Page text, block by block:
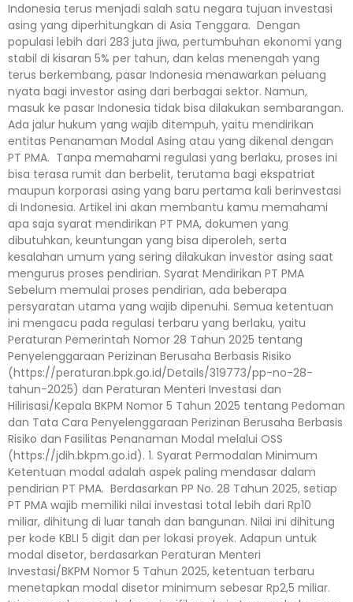
Indonesia terus menjadi salah satu negara tujuan investasi
asing yang diperhitungkan di Asia Tenggara. Dengan
populasi lebih dari 283 juta jiwa, pertumbuhan ekonomi yang
stabil di kisaran 5% per tahun, dan kelas menengah yang
terus berkembang, pasar Indonesia menawarkan peluang
nyata bagi investor asing dari berbagai sektor. Namun,
masuk ke pasar Indonesia tidak bisa dilakukan sembarangan.
Ada jalur hukum yang wajib ditempuh, yaitu mendirikan
entitas Penanaman Modal Asing atau yang dikenal dengan
PT PMA. Tanpa memahami regulasi yang berlaku, proses ini
bisa terasa rumit dan berbelit, terutama bagi ekspatriat
maupun korporasi asing yang baru pertama kali berinvestasi
di Indonesia. Artikel ini akan membantu kamu memahami
apa saja syarat mendirikan PT PMA, dokumen yang
dibutuhkan, keuntungan yang bisa diperoleh, serta
kesalahan umum yang sering dilakukan investor asing saat
mengurus proses pendirian. Syarat Mendirikan PT PMA
Sebelum memulai proses pendirian, ada beberapa
persyaratan utama yang wajib dipenuhi. Semua ketentuan
ini mengacu pada regulasi terbaru yang berlaku, yaitu
Peraturan Pemerintah Nomor 28 Tahun 2025 tentang
Penyelenggaraan Perizinan Berusaha Berbasis Risiko
(https://peraturan.bpk.go.id/Details/319773/pp-no-28-
tahun-2025) dan Peraturan Menteri Investasi dan
Hilirisasi/Kepala BKPM Nomor 5 Tahun 2025 tentang Pedoman
dan Tata Cara Penyelenggaraan Perizinan Berusaha Berbasis
Risiko dan Fasilitas Penanaman Modal melalui OSS
(https://jdih.bkpm.go.id). 1. Syarat Permodalan Minimum
Ketentuan modal adalah aspek paling mendasar dalam
pendirian PT PMA. Berdasarkan PP No. 28 Tahun 2025, setiap
PT PMA wajib memiliki nilai investasi total lebih dari Rp10
miliar, dihitung di luar tanah dan bangunan. Nilai ini dihitung
per kode KBLI 5 digit dan per lokasi proyek. Adapun untuk
modal disetor, berdasarkan Peraturan Menteri
Investasi/BKPM Nomor 5 Tahun 2025, ketentuan terbaru
menetapkan modal disetor minimum sebesar Rp2,5 miliar.